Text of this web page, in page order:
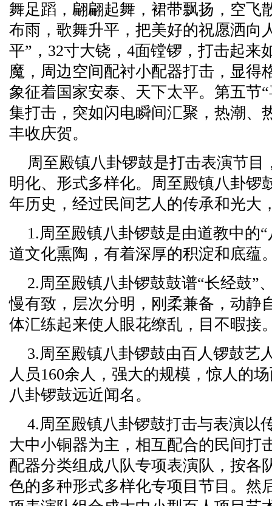
舞足蹈，翩翩起舞，裙带飘扬，空飞
布雨，歌舞升平，把美好的祝愿洒向
平”，32寸大铙，4面镗锣，打击起来
魔，周边空间配衬小配器打击，显得
象征着国家安泰、天下太平。第五节
集打击，突如闪电瞬间汇聚，热潮、
丰收庆贺。
周至殿镇八卦锣鼓是打击表演节目
明化、形式多样化。周至殿镇八卦锣
年历史，经过民间艺人的传承和光大
1.周至殿镇八卦锣鼓是由道教中的
道文化熏陶，有着深厚的积淀和底蕴
2.周至殿镇八卦锣鼓鼓谱“长经鼓”
慢有致，层次分明，刚柔兼备，动静
体汇练起来使人眼花缭乱，目不暇接
3.周至殿镇八卦锣鼓由百人锣鼓艺
人员160余人，强大的规模，惊人的
八卦锣鼓远近闻名。
4.周至殿镇八卦锣鼓打击与表演以
大中小铜器为主，相互配合的民间打
配器分类组成八队专项表演队，按各
色的多种形式多样化专项目节目。然